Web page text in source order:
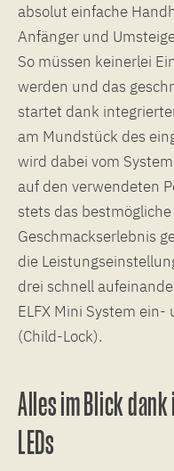
absolut einfache
Anfänger und
So müssen keinerlei
werden und das
startet dank
am Mundstück des
wird dabei vom
auf den verwendeten
stets das
Geschmackserlebnis
die
drei schnell
ELFX Mini System
(Child-Lock).
Alles im Blick
LEDs